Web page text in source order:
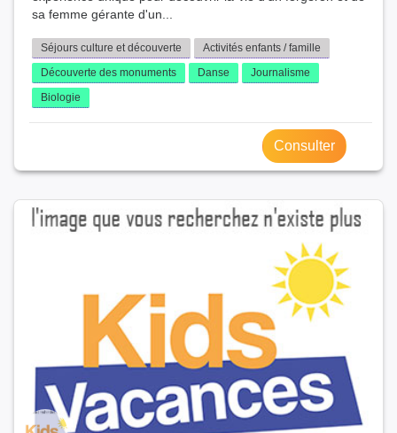
sa femme gérante d'un...
Séjours culture et découverte
Activités enfants / famille
Découverte des monuments
Danse
Journalisme
Biologie
Consulter